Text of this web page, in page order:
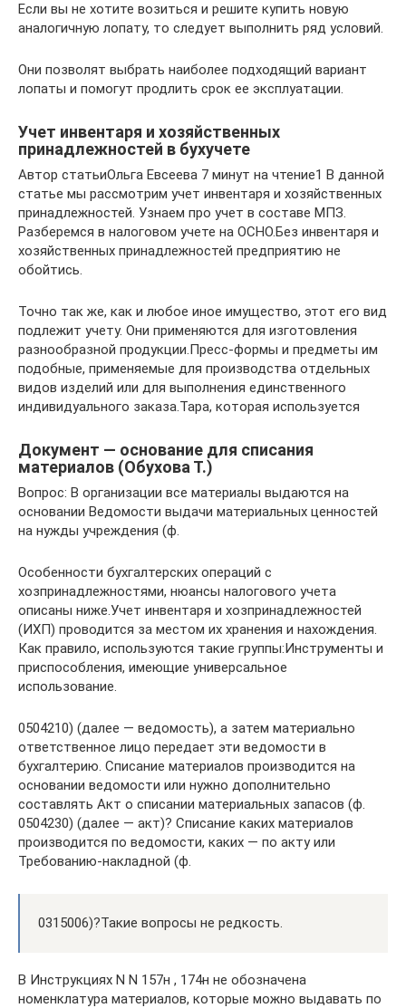
Если вы не хотите возиться и решите купить новую
аналогичную лопату, то следует выполнить ряд условий.
Они позволят выбрать наиболее подходящий вариант
лопаты и помогут продлить срок ее эксплуатации.
Учет инвентаря и хозяйственных
принадлежностей в бухучете
Автор статьиОльга Евсеева 7 минут на чтение1 В данной
статье мы рассмотрим учет инвентаря и хозяйственных
принадлежностей. Узнаем про учет в составе МПЗ.
Разберемся в налоговом учете на ОСНО.Без инвентаря и
хозяйственных принадлежностей предприятию не
обойтись.
Точно так же, как и любое иное имущество, этот его вид
подлежит учету. Они применяются для изготовления
разнообразной продукции.Пресс-формы и предметы им
подобные, применяемые для производства отдельных
видов изделий или для выполнения единственного
индивидуального заказа.Тара, которая используется
Документ — основание для списания
материалов (Обухова Т.)
Вопрос: В организации все материалы выдаются на
основании Ведомости выдачи материальных ценностей
на нужды учреждения (ф.
Особенности бухгалтерских операций с
хозпринадлежностями, нюансы налогового учета
описаны ниже.Учет инвентаря и хозпринадлежностей
(ИХП) проводится за местом их хранения и нахождения.
Как правило, используются такие группы:Инструменты и
приспособления, имеющие универсальное
использование.
0504210) (далее — ведомость), а затем материально
ответственное лицо передает эти ведомости в
бухгалтерию. Списание материалов производится на
основании ведомости или нужно дополнительно
составлять Акт о списании материальных запасов (ф.
0504230) (далее — акт)? Списание каких материалов
производится по ведомости, каких — по акту или
Требованию-накладной (ф.
0315006)?Такие вопросы не редкость.
В Инструкциях N N 157н , 174н не обозначена
номенклатура материалов, которые можно выдавать по